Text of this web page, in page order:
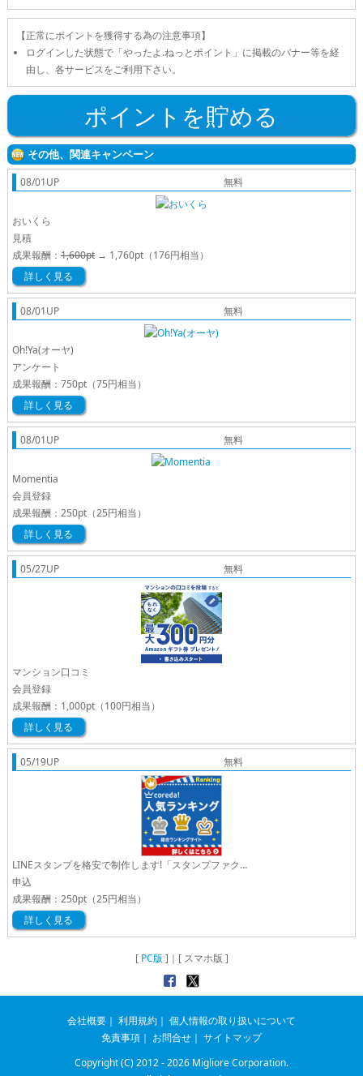
【正常にポイントを獲得する為の注意事項】
ログインした状態で「やったよ.ねっとポイント」に掲載のバナー等を経
由し、各サービスをご利用下さい。
ポイントを貯める
その他、関連キャンペーン
08/01UP 無料
おいくら
見積
成果報酬： 1,600pt→ 1,760pt（176円相当）
詳しく見る
08/01UP 無料
Oh!Ya(オーヤ)
アンケート
成果報酬： 750pt（75円相当）
詳しく見る
08/01UP 無料
Momentia
会員登録
成果報酬： 250pt（25円相当）
詳しく見る
05/27UP 無料
マンション口コミ
会員登録
成果報酬： 1,000pt（100円相当）
詳しく見る
05/19UP 無料
LINEスタンプを格安で制作します!「スタンプファクトリー」
申込
成果報酬： 250pt（25円相当）
詳しく見る
[ PC版 ]｜[ スマホ版 ]
会社概要 ｜ 利用規約 ｜ 個人情報の取り扱いについて
免責事項 ｜ お問合せ ｜ サイトマップ
Copyright (C) 2012 - 2026 Migliore Corporation.